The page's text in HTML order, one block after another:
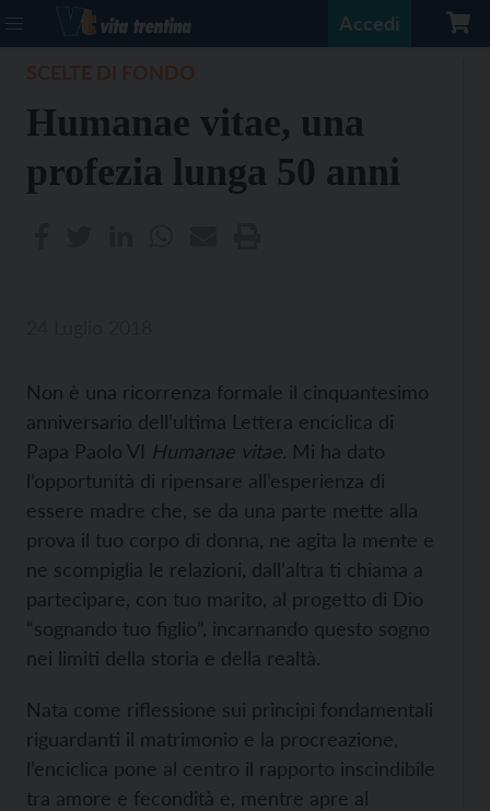
Accedi
Humanae vitae, una
profezia lunga 50 anni
Non è una ricorrenza formale il cinquantesimo
anniversario dell’ultima Lettera enciclica di
Papa Paolo VI Humanae vitae. Mi ha dato
l’opportunità di ripensare all’esperienza di
essere madre che, se da una parte mette alla
prova il tuo corpo di donna, ne agita la mente e
ne scompiglia le relazioni, dall’altra ti chiama a
partecipare, con tuo marito, al progetto di Dio
“sognando tuo figlio”, incarnando questo sogno
nei limiti della storia e della realtà.
Nata come riflessione sui principi fondamentali
riguardanti il matrimonio e la procreazione,
l’enciclica pone al centro il rapporto inscindibile
tra amore e fecondità e, mentre apre al